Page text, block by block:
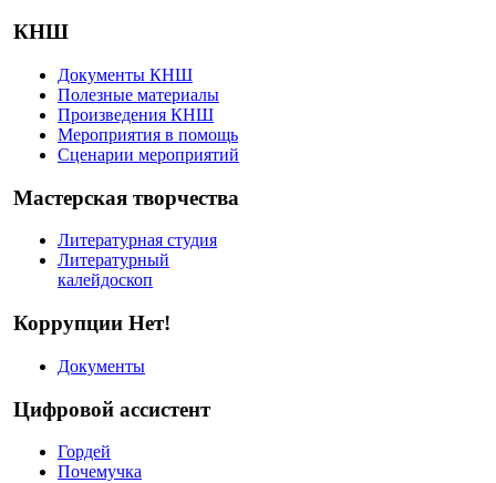
КНШ
Документы КНШ
Полезные материалы
Произведения КНШ
Мероприятия в помощь
Сценарии мероприятий
Мастерская творчества
Литературная студия
Литературный
калейдоскоп
Коррупции Нет!
Документы
Цифровой ассистент
Гордей
Почемучка